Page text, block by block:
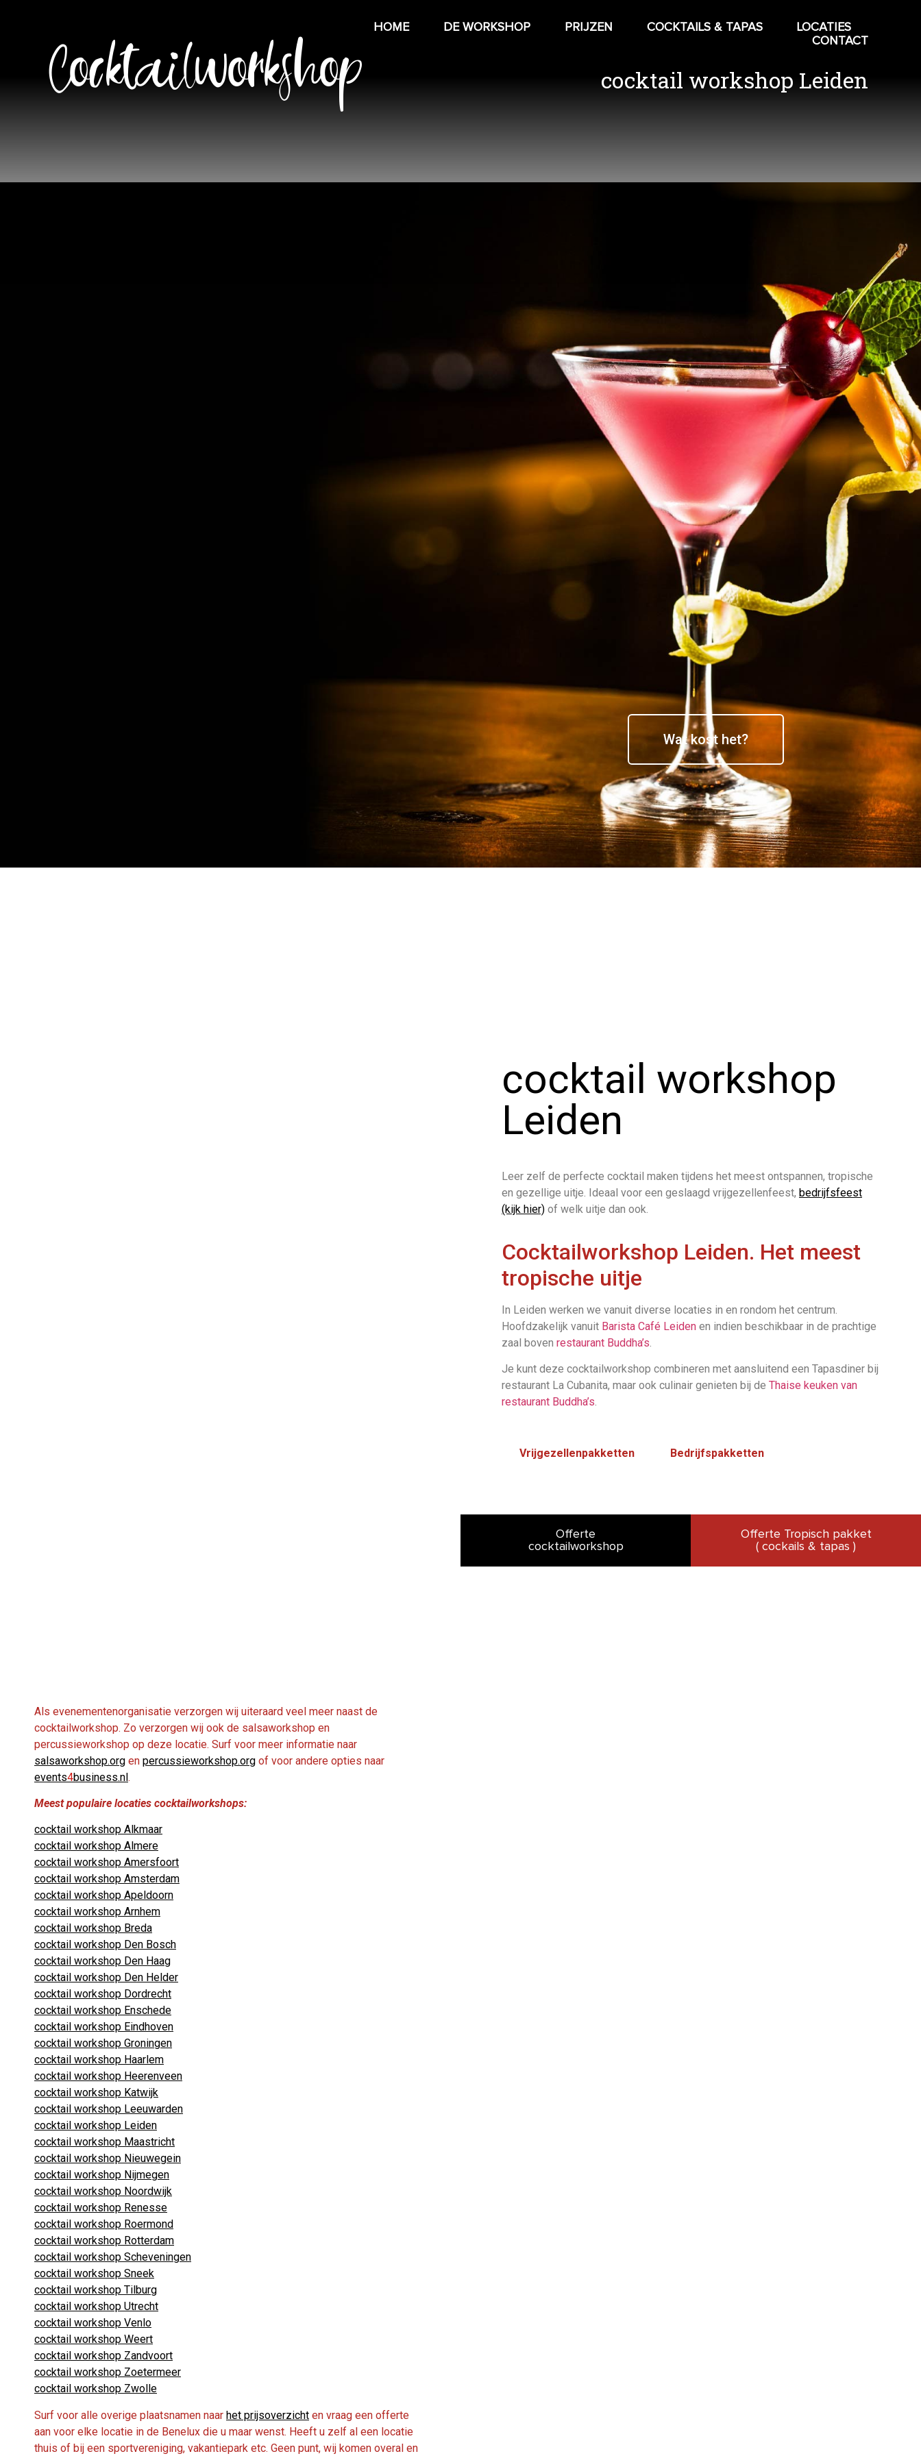
Cocktailworkshop HOME DE WORKSHOP PRIJZEN COCKTAILS & TAPAS
LOCATIES
CONTACT
cocktail workshop Leiden
Wat kost het?
cocktail workshop
Leiden
Leer zelf de perfecte cocktail maken tijdens het meest ontspannen, tropische
en gezellige uitje. Ideaal voor een geslaagd vrijgezellenfeest, bedrijfsfeest
(kijk hier) of welk uitje dan ook.
Cocktailworkshop Leiden. Het meest
tropische uitje
In Leiden werken we vanuit diverse locaties in en rondom het centrum.
Hoofdzakelijk vanuit Barista Café Leiden en indien beschikbaar in de prachtige
zaal boven restaurant Buddha’s
Je kunt deze cocktailworkshop combineren met aansluitend een Tapasdiner bij
restaurant La Cubanita, maar ook culinair genieten bij de Thaise keuken van
restaurant Buddha’s.
Vrijgezellenpakketten Bedrijfspakketten
Offerte
cocktailworkshop
Offerte Tropisch pakket
( cockails & tapas )
Als evenementenorganisatie verzorgen wij uiteraard veel meer naast de
cocktailworkshop. Zo verzorgen wij ook de salsaworkshop en
percussieworkshop op deze locatie. Surf voor meer informatie naar
salsaworkshop.org en percussieworkshop.org of voor andere opties naar
events4business.nl.
Meest populaire locaties cocktailworkshops:
cocktail workshop Alkmaar
cocktail workshop Almere
cocktail workshop Amersfoort
cocktail workshop Amsterdam
cocktail workshop Apeldoorn
cocktail workshop Arnhem
cocktail workshop Breda
cocktail workshop Den Bosch
cocktail workshop Den Haag
cocktail workshop Den Helder
cocktail workshop Dordrecht
cocktail workshop Enschede
cocktail workshop Eindhoven
cocktail workshop Groningen
cocktail workshop Haarlem
cocktail workshop Heerenveen
cocktail workshop Katwijk
cocktail workshop Leeuwarden
cocktail workshop Leiden
cocktail workshop Maastricht
cocktail workshop Nieuwegein
cocktail workshop Nijmegen
cocktail workshop Noordwijk
cocktail workshop Renesse
cocktail workshop Roermond
cocktail workshop Rotterdam
cocktail workshop Scheveningen
cocktail workshop Sneek
cocktail workshop Tilburg
cocktail workshop Utrecht
cocktail workshop Venlo
cocktail workshop Weert
cocktail workshop Zandvoort
cocktail workshop Zoetermeer
cocktail workshop Zwolle
Surf voor alle overige plaatsnamen naar het prijsoverzicht en vraag een offerte
aan voor elke locatie in de Benelux die u maar wenst. Heeft u zelf al een locatie
thuis of bij een sportvereniging, vakantiepark etc. Geen punt, wij komen overal en